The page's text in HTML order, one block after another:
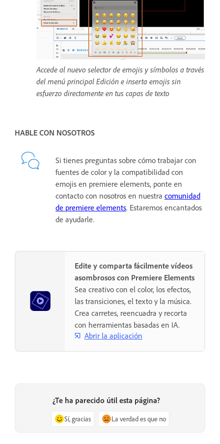
Accede al nuevo selector de emojis y símbolos a través
del menú principal Edición e inserta emojis sin
esfuerzo directamente en tus capas de texto
HABLE CON NOSOTROS
Si tienes preguntas sobre cómo trabajar con
fuentes de color y la compatibilidad con
emojis en premiere elements, ponte en
contacto con nosotros en nuestra comunidad
de premiere elements. Estaremos encantados
de ayudarle.
Edite y comparta fácilmente vídeos
asombrosos con Premiere Elements
Sea creativo con el color, los efectos,
las transiciones, el texto y la música.
Crea carretes, reencuadra y recorta
con herramientas basadas en IA.
Abrir la aplicación
¿Te ha parecido útil esta página?
Sí, gracias La verdad es que no